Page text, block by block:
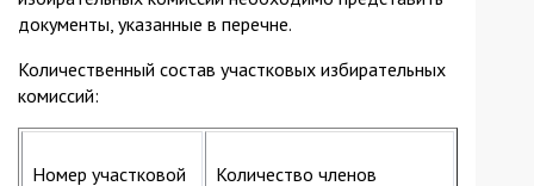
документы, указанные в перечне.
Количественный состав участковых избирательных
комиссий:
Номер участковой Количество членов